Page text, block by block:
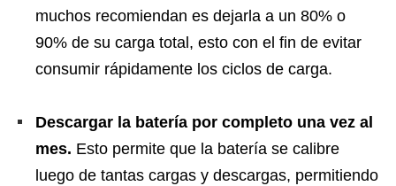
muchos recomiendan es dejarla a un 80% o
90% de su carga total, esto con el fin de evitar
consumir rápidamente los ciclos de carga.
Descargar la batería por completo una vez al
mes. Esto permite que la batería se calibre
luego de tantas cargas y descargas, permitiendo